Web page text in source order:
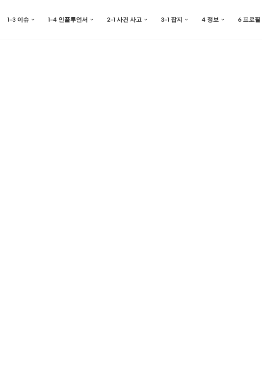
1-3 이슈 1-4 인플루언서 2-1 사건 사고 3-1 잡지 4 정보 6 프로필